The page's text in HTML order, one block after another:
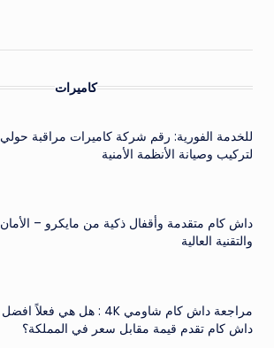
كاميرات
للخدمة الفورية: رقم شركة كاميرات مراقبة حولي
لتركيب وصيانة الأنظمة الأمنية
داش كام متقدمة وأقفال ذكية من مايكرو – الأمان
والتقنية العالية
مراجعة داش كام شاومي 4K : هل هي فعلاً افضل
داش كام تقدم قيمة مقابل سعر في المملكة؟